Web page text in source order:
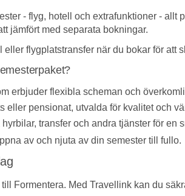
- flyg, hotell och extrafunktioner - allt
jämfört med separata bokningar.
flygplatstransfer när du bokar för att
erbjuder flexibla scheman och
eller pensionat, utvalda för kvalitet och
transfer och andra tjänster för en
av och njuta av din semester till fullo.
Formentera. Med Travellink kan du